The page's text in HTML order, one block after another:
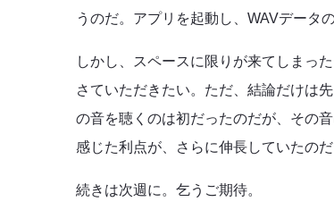
うのだ。アプリを起動し、WAVデータ
しかし、スペースに限りが来てしまっ
さていただきたい。ただ、結論だけは
の音を聴くのは初だったのだが、その
感じた利点が、さらに伸長していたのだ
続きは次週に。乞うご期待。